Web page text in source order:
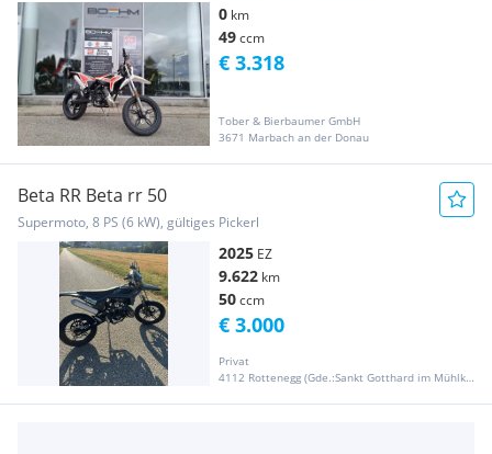
0 km
49ccm
Tober & Bierbaumer GmbH
3671 Marbach an der Donau
€ 3.318
Beta RR Beta rr 50
Supermoto, 8 PS (6 kW), gültiges Pickerl
2025 EZ
9.622 km
50ccm
Privat
4112 Rottenegg (Gde.:Sankt Gotthard im Mühlkreis)
€ 3.000